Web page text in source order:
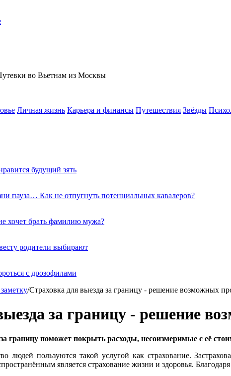
во Вьетнам из Москвы
Личная жизнь Карьера и финансы Путешествия Звёзды
будущий зять
пауза… Как не отпугнуть потенциальных кавалеров?
хочет брать фамилию мужа?
родители выбирают
с дрозофилами
/Страховка для выезда за границу - решение возможных
за границу - решение
границу поможет покрыть расходы, несоизмеримые с её
людей пользуются такой услугой как страхование.
является страхование жизни и здоровья.